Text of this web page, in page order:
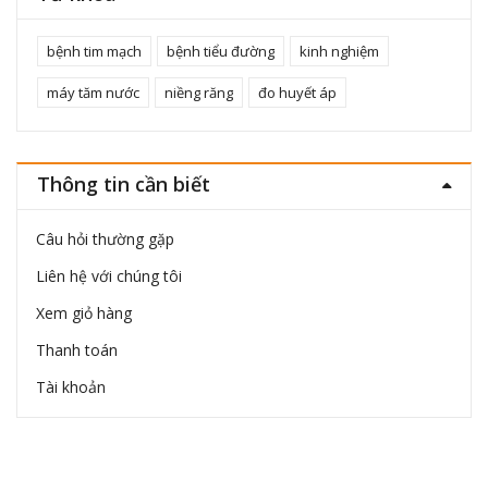
bệnh tim mạch bệnh tiểu đường kinh nghiệm
máy tăm nước niềng răng đo huyết áp
Thông tin cần biết
Câu hỏi thường gặp
Liên hệ với chúng tôi
Xem giỏ hàng
Thanh toán
Tài khoản